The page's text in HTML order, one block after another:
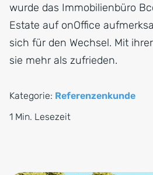
wurde das Immobilienbüro
Estate auf onOffice
sich für den Wechsel. Mit
sie mehr als zufrieden.
Kategorie: Referenzenkunde
1 Min. Lesezeit